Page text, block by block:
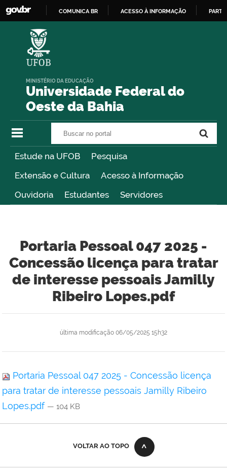
COMUNICA BR ACESSO À INFORMAÇÃO
Universidade Federal do
Oeste da Bahia
MINISTÉRIO DA EDUCAÇÃO
Estude na UFOB
Pesquisa
Extensão e Cultura
Acesso à Informação
Ouvidoria
Estudantes Servidores
Portaria Pessoal 047 2025 -
Concessão licença para tratar
de interesse pessoais Jamilly
Ribeiro Lopes.pdf
última modificação 06/05/2025 15h32
Portaria Pessoal 047 2025 - Concessão licença
para tratar de interesse pessoais Jamilly Ribeiro
Lopes.pdf — 104 KB
VOLTAR AO TOPO